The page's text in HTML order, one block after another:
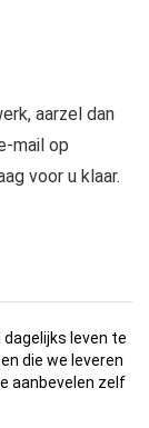
aarzel dan
mail op
voor u klaar.
leven te
die we leveren
aanbevelen zelf